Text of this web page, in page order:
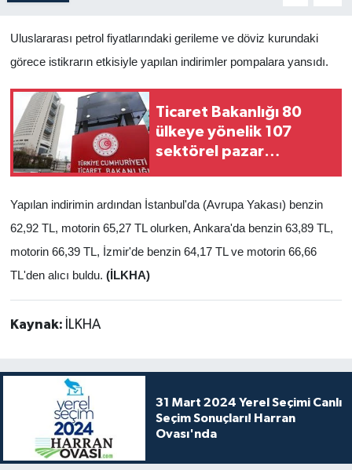
Uluslararası petrol fiyatlarındaki gerileme ve döviz kurundaki
görece istikrarın etkisiyle yapılan indirimler pompalara yansıdı.
Ticaret Bakanlığı 80
ülkeye yönelik 107
sektörel pazar
Yapılan indirimin ardından İstanbul'da (Avrupa Yakası) benzin
62,92 TL, motorin 65,27 TL olurken, Ankara'da benzin 63,89 TL,
motorin 66,39 TL, İzmir'de benzin 64,17 TL ve motorin 66,66
TL'den alıcı buldu. (İLKHA)
Kaynak: İLKHA
31 Mart 2024 Yerel Seçimi Canlı
Seçim Sonuçları! Harran
Ovası'nda